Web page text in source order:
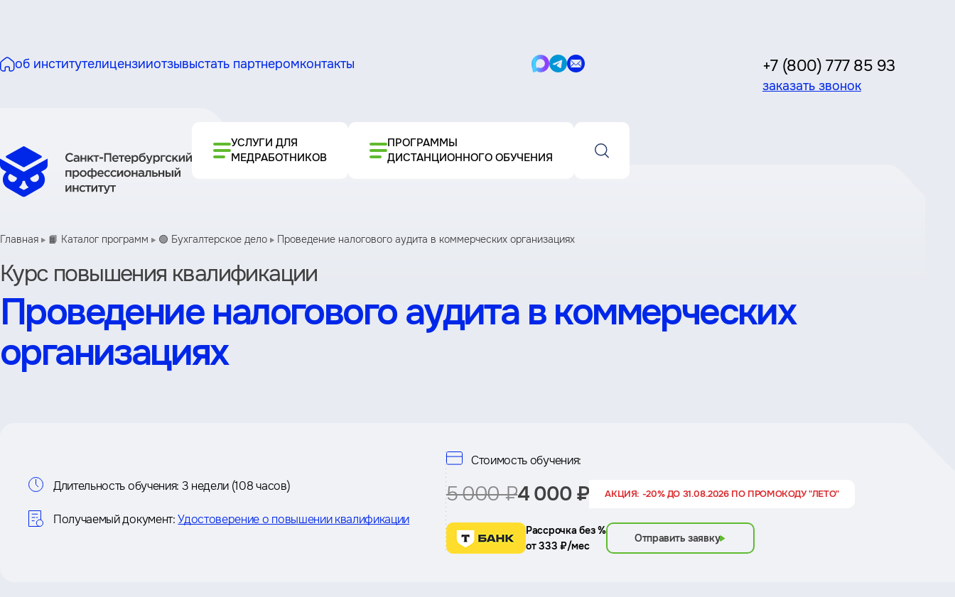
об институтелицензииотзывыстать партнеромконтакты
Написать
Написать
Написать
+7 (800) 777 85 93
заказать звонок
УСЛУГИ ДЛЯ
МЕДРАБОТНИКОВ
ПРОГРАММЫ
ДИСТАНЦИОННОГО ОБУЧЕНИЯ
Главная 📙 Каталог программ 🟢 Бухгалтерское дело Проведение налогового аудита в коммерческих организациях
Курс повышения квалификации
Проведение налогового аудита в коммерческих
организациях
Информация
о
курсе
Длительность обучения: 3 недели (108 часов)
Получаемый документ: Удостоверение о повышении квалификации
Стоимость обучения:
5 000 ₽4 000 ₽ АКЦИЯ: -20% ДО 31.08.2026 ПО ПРОМОКОДУ "ЛЕТО"
Рассрочка без %
от 333 ₽/мес
Отправить заявку